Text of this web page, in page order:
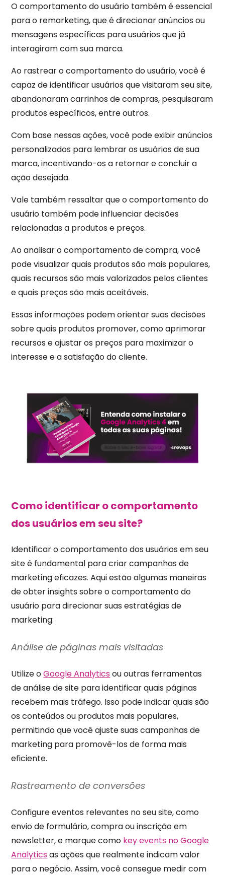
O comportamento do usuário também é essencial
para o remarketing, que é direcionar anúncios ou
mensagens específicas para usuários que já
interagiram com sua marca.
Ao rastrear o comportamento do usuário, você é
capaz de identificar usuários que visitaram seu site,
abandonaram carrinhos de compras, pesquisaram
produtos específicos, entre outros.
Com base nessas ações, você pode exibir anúncios
personalizados para lembrar os usuários de sua
marca, incentivando-os a retornar e concluir a
ação desejada.
Vale também ressaltar que o comportamento do
usuário também pode influenciar decisões
relacionadas a produtos e preços.
Ao analisar o comportamento de compra, você
pode visualizar quais produtos são mais populares,
quais recursos são mais valorizados pelos clientes
e quais preços são mais aceitáveis.
Essas informações podem orientar suas decisões
sobre quais produtos promover, como aprimorar
recursos e ajustar os preços para maximizar o
interesse e a satisfação do cliente.
Como identificar o comportamento
dos usuários em seu site?
Identificar o comportamento dos usuários em seu
site é fundamental para criar campanhas de
marketing eficazes. Aqui estão algumas maneiras
de obter insights sobre o comportamento do
usuário para direcionar suas estratégias de
marketing:
Análise de páginas mais visitadas
Utilize oGoogle Analytics ou outras ferramentas
de análise de site para identificar quais páginas
recebem mais tráfego. Isso pode indicar quais são
os conteúdos ou produtos mais populares,
permitindo que você ajuste suas campanhas de
marketing para promovê-los de forma mais
eficiente.
Rastreamento de conversões
Configure eventos relevantes no seu site, como
envio de formulário, compra ou inscrição em
newsletter, e marque como key events no Google
Analytics as ações que realmente indicam valor
para o negócio. Assim, você consegue medir com